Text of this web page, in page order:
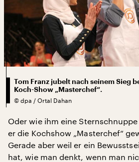
Tom Franz jubelt nach seinem Sieg
Koch-Show „Masterchef“.
© dpa / Ortal Dahan
Oder wie ihm eine
er die Kochshow „Masterchef“
Gerade aber weil er ein
hat, wie man denkt, wenn man